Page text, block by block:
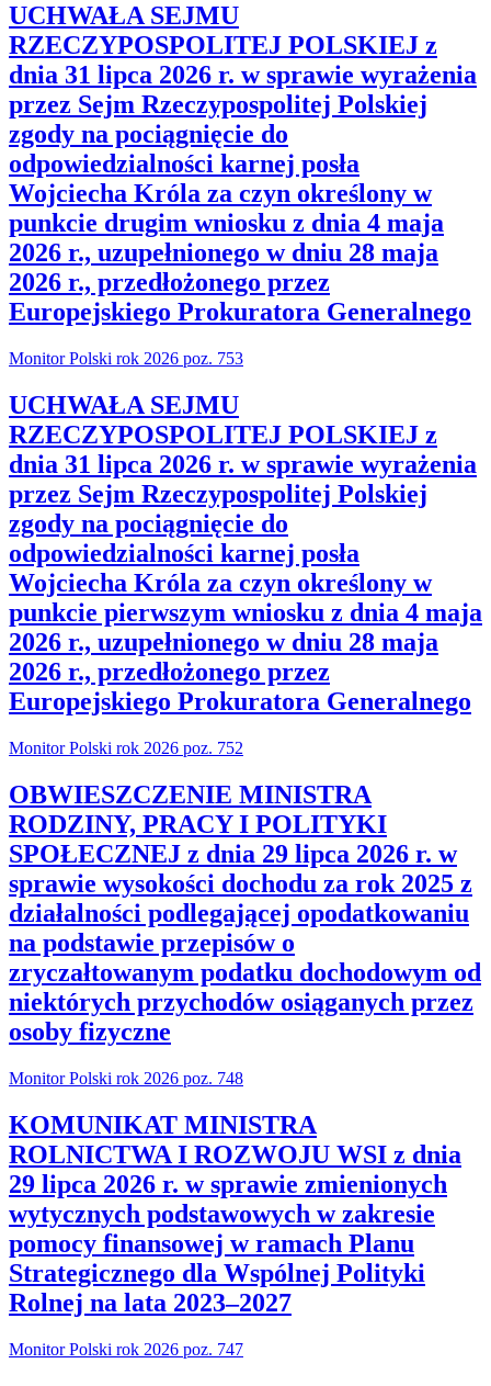
UCHWAŁA SEJMU
RZECZYPOSPOLITEJ POLSKIEJ z
dnia 31 lipca 2026 r. w sprawie wyrażenia
przez Sejm Rzeczypospolitej Polskiej
zgody na pociągnięcie do
odpowiedzialności karnej posła
Wojciecha Króla za czyn określony w
punkcie drugim wniosku z dnia 4 maja
2026 r., uzupełnionego w dniu 28 maja
2026 r., przedłożonego przez
Europejskiego Prokuratora Generalnego
Monitor Polski rok 2026 poz. 753
UCHWAŁA SEJMU
RZECZYPOSPOLITEJ POLSKIEJ z
dnia 31 lipca 2026 r. w sprawie wyrażenia
przez Sejm Rzeczypospolitej Polskiej
zgody na pociągnięcie do
odpowiedzialności karnej posła
Wojciecha Króla za czyn określony w
punkcie pierwszym wniosku z dnia 4 maja
2026 r., uzupełnionego w dniu 28 maja
2026 r., przedłożonego przez
Europejskiego Prokuratora Generalnego
Monitor Polski rok 2026 poz. 752
OBWIESZCZENIE MINISTRA
RODZINY, PRACY I POLITYKI
SPOŁECZNEJ z dnia 29 lipca 2026 r. w
sprawie wysokości dochodu za rok 2025 z
działalności podlegającej opodatkowaniu
na podstawie przepisów o
zryczałtowanym podatku dochodowym od
niektórych przychodów osiąganych przez
osoby fizyczne
Monitor Polski rok 2026 poz. 748
KOMUNIKAT MINISTRA
ROLNICTWA I ROZWOJU WSI z dnia
29 lipca 2026 r. w sprawie zmienionych
wytycznych podstawowych w zakresie
pomocy finansowej w ramach Planu
Strategicznego dla Wspólnej Polityki
Rolnej na lata 2023–2027
Monitor Polski rok 2026 poz. 747